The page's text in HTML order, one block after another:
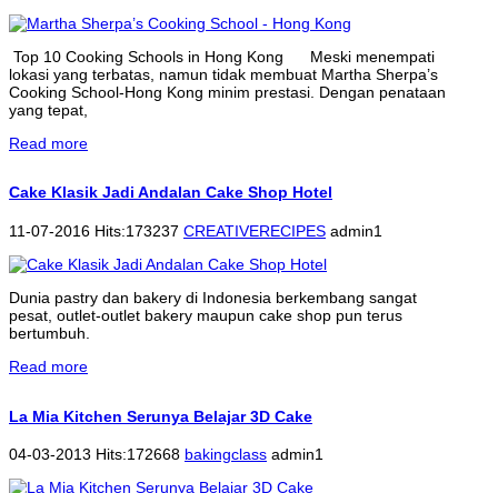
Top 10 Cooking Schools in Hong Kong Meski menempati
lokasi yang terbatas, namun tidak membuat Martha Sherpa’s
Cooking School-Hong Kong minim prestasi. Dengan penataan
yang tepat,
Read more
Cake Klasik Jadi Andalan Cake Shop Hotel
11-07-2016 Hits:173237 CREATIVERECIPES admin1
Dunia pastry dan bakery di Indonesia berkembang sangat
pesat, outlet-outlet bakery maupun cake shop pun terus
bertumbuh.
Read more
La Mia Kitchen Serunya Belajar 3D Cake
04-03-2013 Hits:172668 bakingclass admin1